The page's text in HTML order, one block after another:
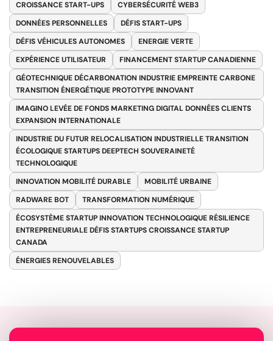
CROISSANCE START-UPS
CYBERSÉCURITÉ WEB3
DONNÉES PERSONNELLES
DÉFIS START-UPS
DÉFIS VÉHICULES AUTONOMES
ENERGIE VERTE
EXPÉRIENCE UTILISATEUR
FINANCEMENT STARTUP CANADIENNE
GÉOTECHNIQUE DÉCARBONATION INDUSTRIE EMPREINTE CARBONE
TRANSITION ÉNERGÉTIQUE PROTOTYPE INNOVANT
IMAGINO LEVÉE DE FONDS MARKETING DIGITAL DONNÉES CLIENTS
EXPANSION INTERNATIONALE
INDUSTRIE DU FUTUR RELOCALISATION INDUSTRIELLE TRANSITION
ÉCOLOGIQUE STARTUPS DEEPTECH SOUVERAINETÉ
TECHNOLOGIQUE
INNOVATION MOBILITÉ DURABLE
MOBILITÉ URBAINE
RADWARE BOT
TRANSFORMATION NUMÉRIQUE
ÉCOSYSTÈME STARTUP INNOVATION TECHNOLOGIQUE RÉSILIENCE
ENTREPRENEURIALE DÉFIS STARTUPS CROISSANCE STARTUP
CANADA
ÉNERGIES RENOUVELABLES